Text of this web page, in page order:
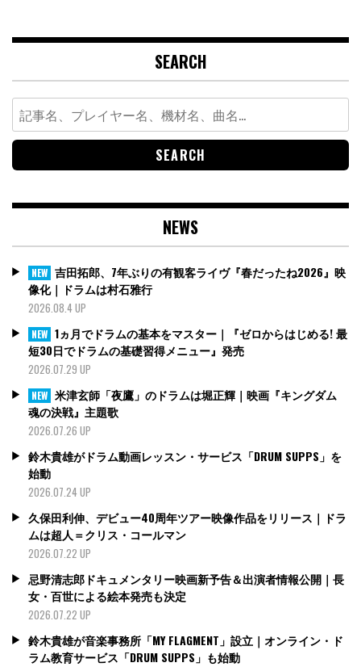
SEARCH
Search
for:
NEWS
NEW 吉田拓郎、7年ぶりの有観客ライヴ『春だったね2026』映
像化｜ドラムは村石雅行
2026.08.4 UP
NEW 1ヵ月でドラムの基本をマスター｜『ゼロからはじめる! 最
短30日でドラムの基礎習得メニュー』発売
2026.07.29 UP
NEW 米津玄師「夜鷹」のドラムは堀正輝｜映画『キングダム
魂の決戦』主題歌
2026.07.26 UP
鈴木貴雄がドラム動画レッスン・サービス「DRUM SUPPS」を
始動
2026.07.24 UP
久保田利伸、デビュー40周年ツアー映像作品をリリース｜ドラ
ムは超人＝クリス・コールマン
2026.07.22 UP
忌野清志郎ドキュメンタリー映画新予告＆出演者情報公開｜長
女・百世による絵本発売も決定
2026.07.22 UP
鈴木貴雄が音楽事務所「MY FLAGMENT」設立｜オンライン・ド
ラム教育サービス「DRUM SUPPS」も始動